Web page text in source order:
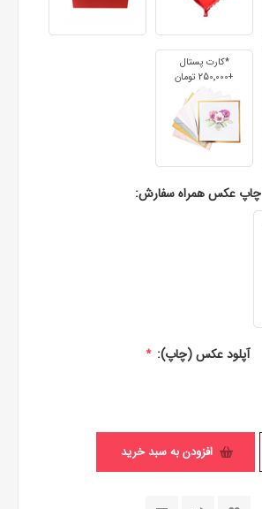
*کارت پستال
+250٬000 تومان
چاپ عکس همراه سفارش:
آپلود عکس (چاپ): *
افزودن به سبد خرید